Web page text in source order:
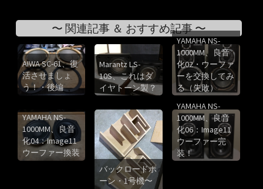
〜 関連記事 ＆ おすすめ記事 〜
AIWA SC-61、復
活させましょ
う！・後編
Marantz LS-
10S、これはダ
イヤトーン製？
YAMAHA NS-
1000MM、良音
化02・ウーファ
ーを交換してみ
る（失敗）
YAMAHA NS-
1000MM、良音
化04：Image11
ウーファー換装
バックロードホ
ーン・1号機〜
YAMAHA NS-
1000MM、良音
化06：Image11
ウーファー完
装！